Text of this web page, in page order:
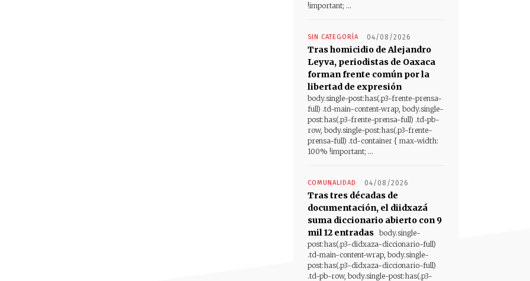
!important; ...
SIN CATEGORÍA 04/08/2026
Tras homicidio de Alejandro
Leyva, periodistas de Oaxaca
forman frente común por la
libertad de expresión
body.single-post:has(.p3-frente-prensa-
full) .td-main-content-wrap, body.single-
post:has(.p3-frente-prensa-full) .td-pb-
row, body.single-post:has(.p3-frente-
prensa-full) .td-container { max-width:
100% !important; ...
COMUNALIDAD 04/08/2026
Tras tres décadas de
documentación, el diidxazá
suma diccionario abierto con 9
mil 12 entradas body.single-
post:has(.p3-didxaza-diccionario-full)
.td-main-content-wrap, body.single-
post:has(.p3-didxaza-diccionario-full)
.td-pb-row, body.single-post:has(.p3-